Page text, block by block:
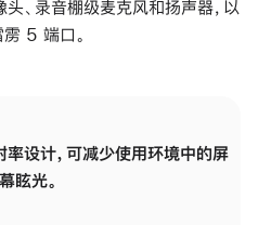
录音棚级麦克风和扬声器，以
雳 5 端口。
设计，可减少使用环境中的屏
幕眩光。